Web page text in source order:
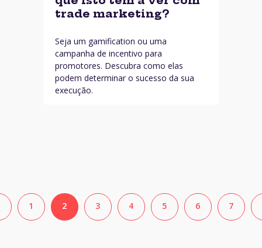
trade marketing?
Seja um gamification ou uma
campanha de incentivo para
promotores. Descubra como elas
podem determinar o sucesso da sua
execução.
1 2 3 4 5 6 7